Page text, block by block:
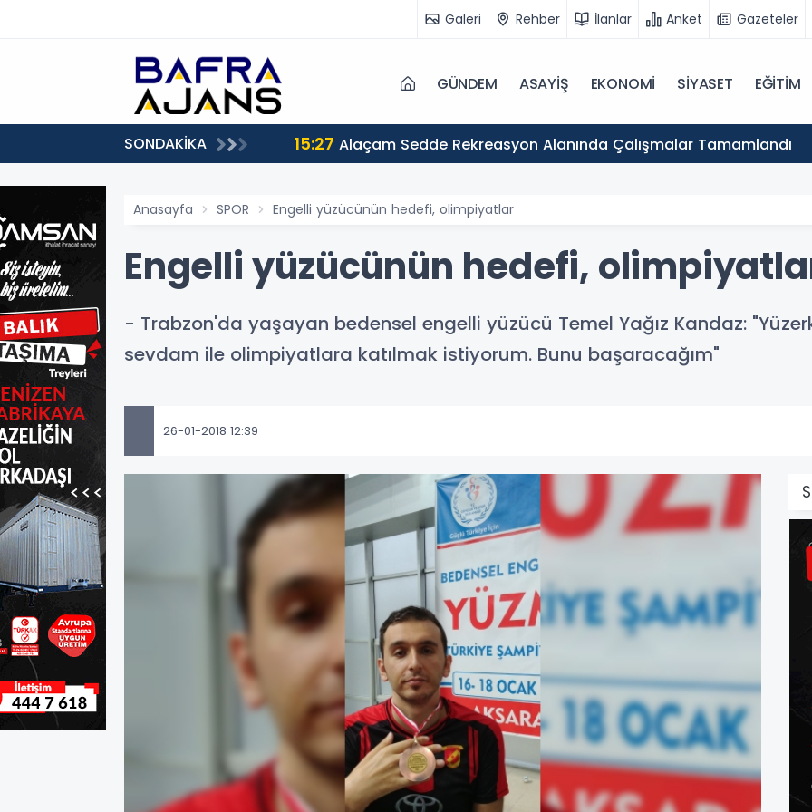
Galeri Rehber İlanlar Anket Gazeteler
GÜNDEM ASAYİŞ EKONOMİ SİYASET EĞİTİM
SONDAKİKA 15:27 Alaçam Sedde Rekreasyon Alanında Çalışmalar Tamamlandı
Anasayfa SPOR Engelli yüzücünün hedefi, olimpiyatlar
Engelli yüzücünün hedefi,
- Trabzon'da yaşayan bedensel engelli yüzücü Temel Yağız Kandaz:
sevdam ile olimpiyatlara katılmak istiyorum. Bunu başaracağım"
26-01-2018 12:39